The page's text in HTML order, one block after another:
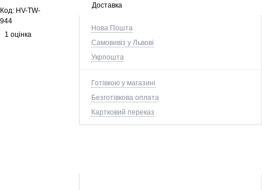
Доставка
Нова Пошта
Самовивіз у Львові
Укрпошта
Готівкою у магазині
Безготівкова оплата
Картковий переказ
Код: HV-TW-
944
1 оцінка